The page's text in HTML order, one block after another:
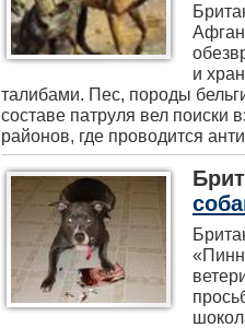
и
талибами. Пес, породы
составе патруля вел поиски
районов, где проводится